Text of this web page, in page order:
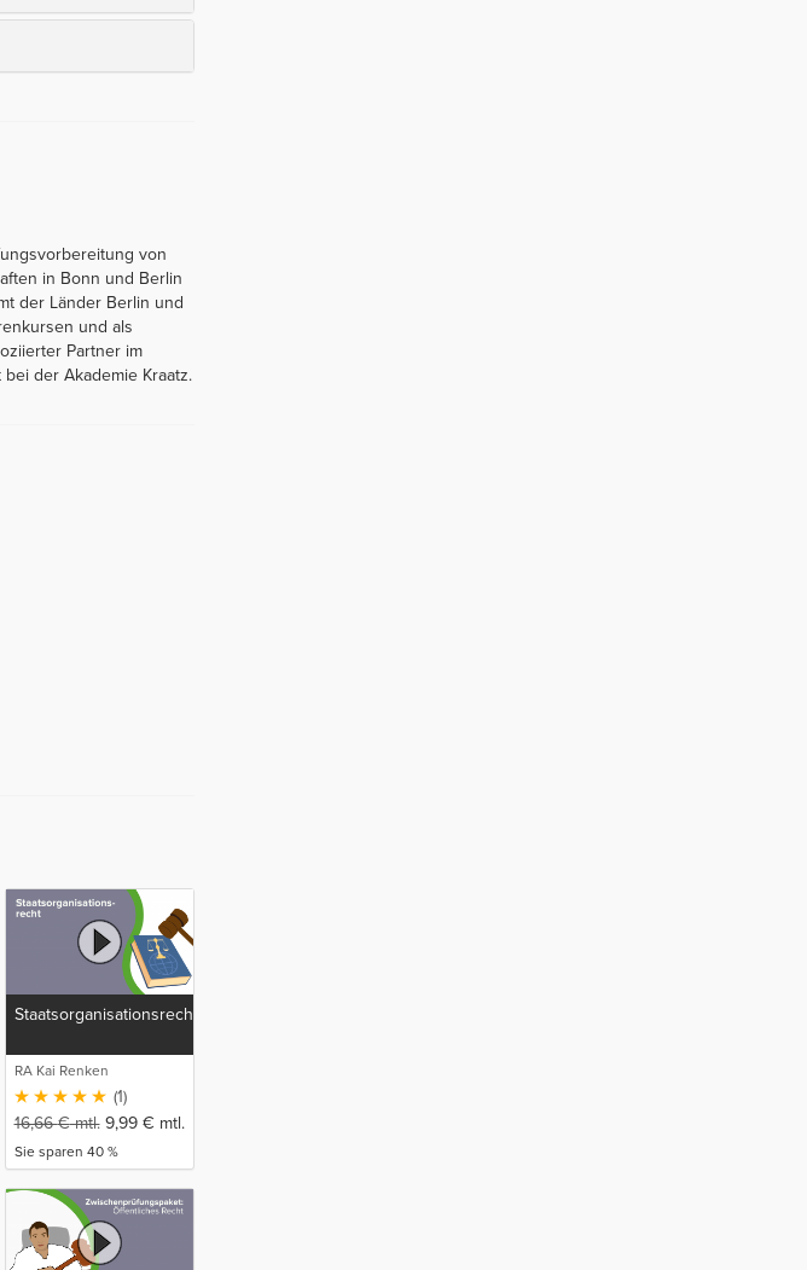
von
in Bonn und Berlin
der Länder Berlin und
und als
Partner im
der Akademie Kraatz.
Staatsorganisationsrecht
RA Kai Renken
(1)
16,66€mtl. 9,99 € mtl.
Sie sparen 40 %